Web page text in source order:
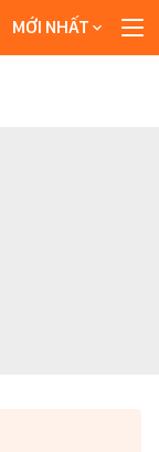
MỚI NHẤT